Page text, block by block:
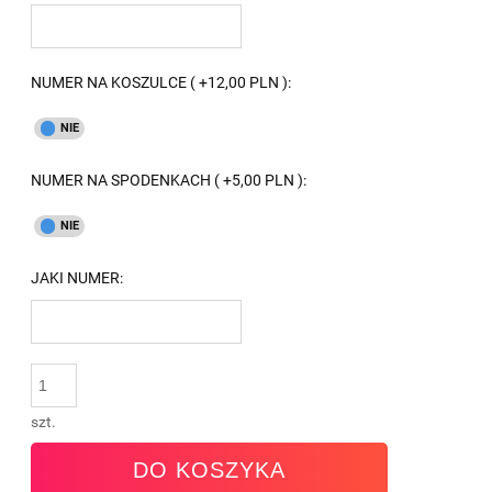
NUMER NA KOSZULCE ( +12,00 PLN ):
NUMER NA SPODENKACH ( +5,00 PLN ):
JAKI NUMER:
szt.
DO KOSZYKA